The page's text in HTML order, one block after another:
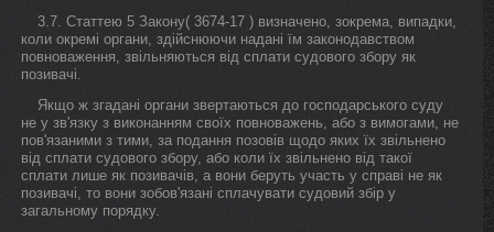
3.7. Статтею 5 Закону( 3674-17 ) визначено, зокрема, випадки,
коли окремі органи, здійснюючи надані їм законодавством
повноваження, звільняються від сплати судового збору як
позивачі.
Якщо ж згадані органи звертаються до господарського суду
не у зв'язку з виконанням своїх повноважень, або з вимогами, не
пов'язаними з тими, за подання позовів щодо яких їх звільнено
від сплати судового збору, або коли їх звільнено від такої
сплати лише як позивачів, а вони беруть участь у справі не як
позивачі, то вони зобов'язані сплачувати судовий збір у
загальному порядку.